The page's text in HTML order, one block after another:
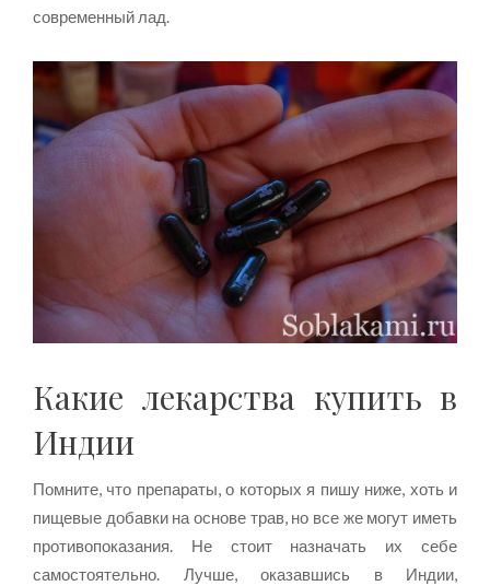
современный лад.
Какие лекарства купить в
Индии
Помните, что препараты, о которых я пишу ниже, хоть и
пищевые добавки на основе трав, но все же могут иметь
противопоказания. Не стоит назначать их себе
самостоятельно. Лучше, оказавшись в Индии,